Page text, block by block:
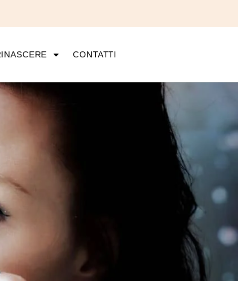
CONTATTI